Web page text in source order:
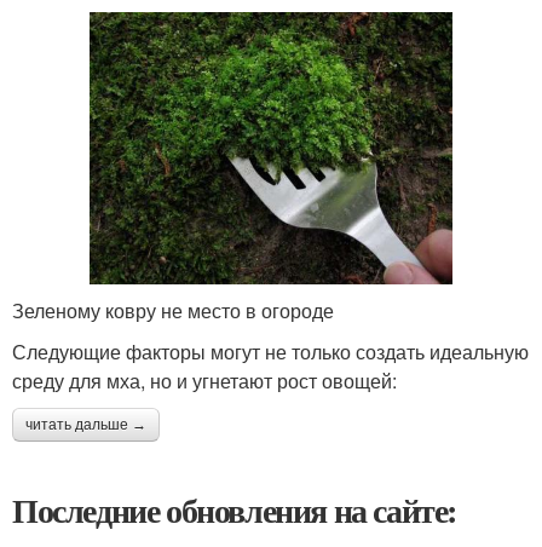
Зеленому ковру не место в огороде
Следующие факторы могут не только создать идеальную
среду для мха, но и угнетают рост овощей:
читать дальше →
Последние обновления на сайте: